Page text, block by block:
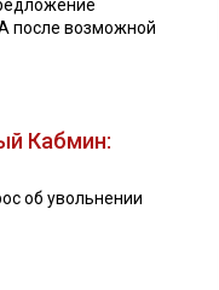
после возможной
Кабмин:
об увольнении